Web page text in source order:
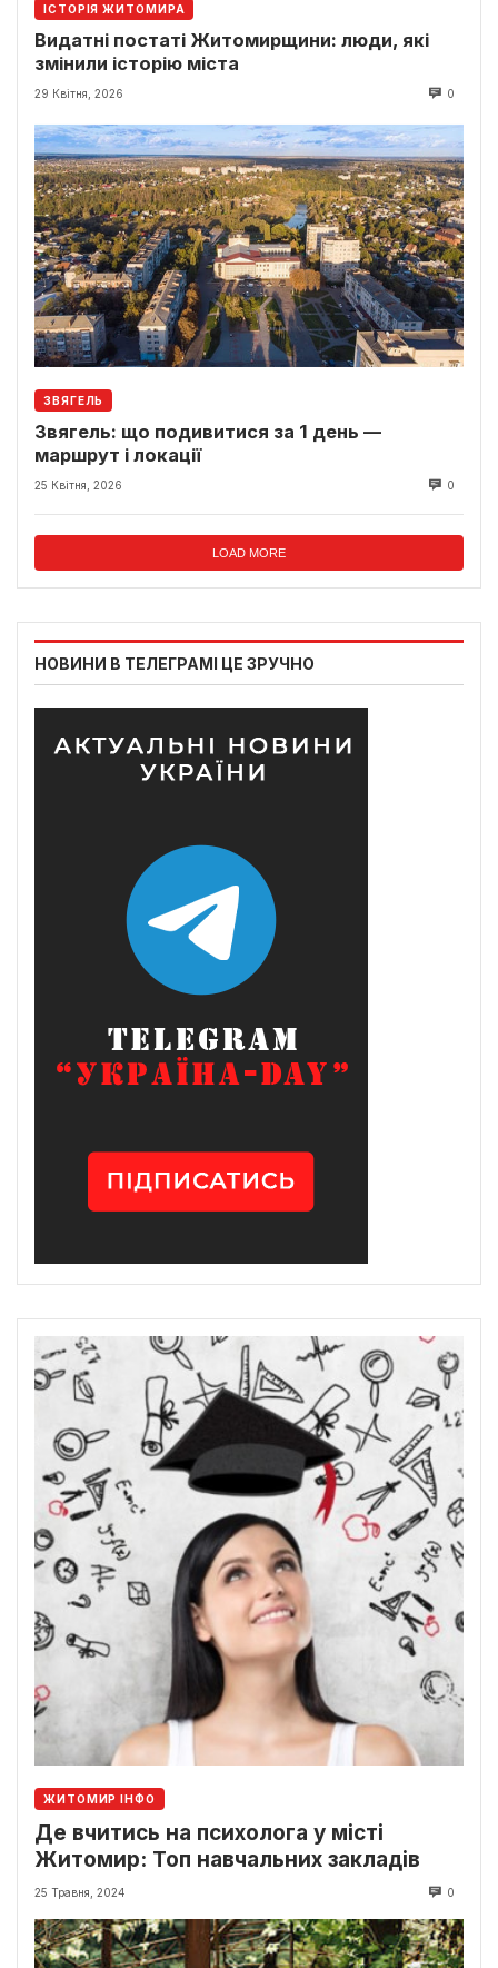
ІСТОРІЯ ЖИТОМИРА
Видатні постаті Житомирщини: люди, які
змінили історію міста
29 Квітня, 2026 0
ЗВЯГЕЛЬ
Звягель: що подивитися за 1 день —
маршрут і локації
25 Квітня, 2026 0
LOAD MORE
НОВИНИ В ТЕЛЕГРАМІ ЦЕ ЗРУЧНО
ЖИТОМИР ІНФО
Де вчитись на психолога у місті
Житомир: Топ навчальних закладів
25 Травня, 2024 0